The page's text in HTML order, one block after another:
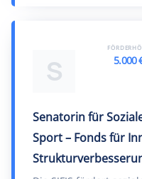
S
Senatorin für
Sport – Fonds für
5.000